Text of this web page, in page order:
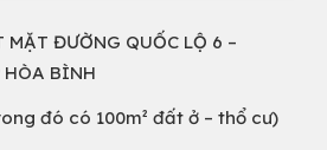
ĐƯỜNG QUỐC LỘ 6 –
HÒA BÌNH
đó có 100m² đất ở – thổ cư)